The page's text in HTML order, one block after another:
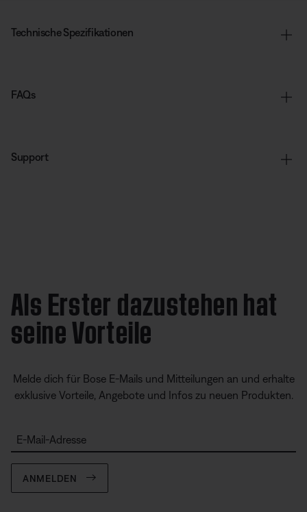
Technische Spezifikationen
FAQs
Support
Als Erster dazustehen hat
seine Vorteile
Melde dich für Bose E-Mails und Mitteilungen an und erhalte
exklusive Vorteile, Angebote und Infos zu neuen Produkten.
E-Mail-Adresse
ANMELDEN